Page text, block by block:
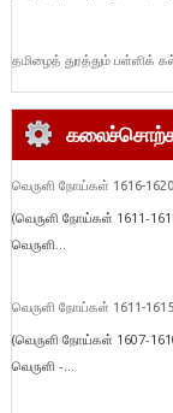
தமிழைத் துரத்தும் பள்ளிக்
வெருளி நோய்கள் 1616-
(வெருளி நோய்கள் 1611-
வெருளி...
வெருளி நோய்கள் 1611-
(வெருளி நோய்கள் 1607-
வெருளி -...